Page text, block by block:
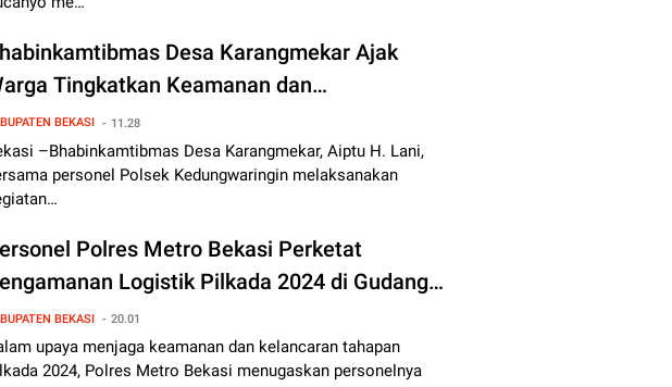
Desa Karangmekar Ajak
Tingkatkan Keamanan dan
Jelang Pilkada 2024
BEKASI 11.28
–Bhabinkamtibmas Desa Karangmekar, Aiptu H. Lani,
personel Polsek Kedungwaringin melaksanakan
Polres Metro Bekasi Perketat
Logistik Pilkada 2024 di Gudang
Kedung Waringin
BEKASI 20.01
upaya menjaga keamanan dan kelancaran tahapan
2024, Polres Metro Bekasi menugaskan personelnya